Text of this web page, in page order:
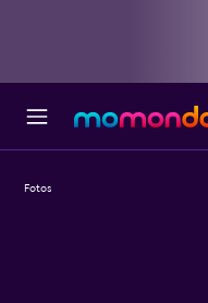
Fotos